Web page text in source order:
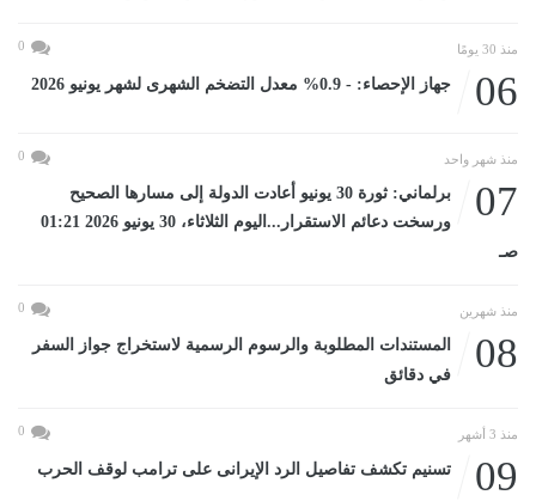
منذ 30 يومًا 0
06 جهاز الإحصاء: - 0.9% معدل التضخم الشهرى لشهر يونيو 2026
منذ شهر واحد 0
07
برلماني: ثورة 30 يونيو أعادت الدولة إلى مسارها الصحيح
ورسخت دعائم الاستقرار...اليوم الثلاثاء، 30 يونيو 2026 01:21
صـ
منذ شهرين 0
08
المستندات المطلوبة والرسوم الرسمية لاستخراج جواز السفر
في دقائق
منذ 3 أشهر 0
09 تسنيم تكشف تفاصيل الرد الإيرانى على ترامب لوقف الحرب